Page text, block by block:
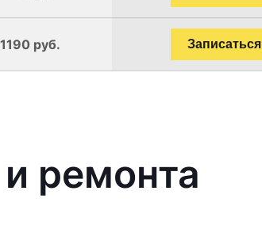
руб. Записаться
ремонта